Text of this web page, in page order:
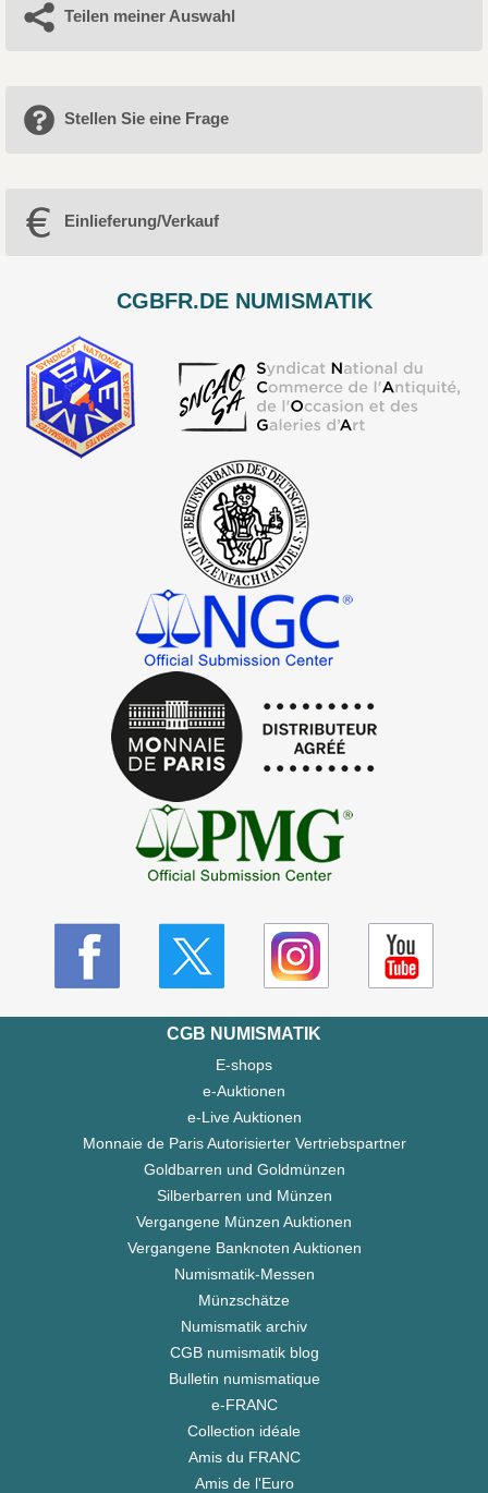
Teilen meiner Auswahl
Stellen Sie eine Frage
Einlieferung/Verkauf
CGBFR.DE NUMISMATIK
CGB NUMISMATIK
E-shops
e-Auktionen
e-Live Auktionen
Monnaie de Paris Autorisierter Vertriebspartner
Goldbarren und Goldmünzen
Silberbarren und Münzen
Vergangene Münzen Auktionen
Vergangene Banknoten Auktionen
Numismatik-Messen
Münzschätze
Numismatik archiv
CGB numismatik blog
Bulletin numismatique
e-FRANC
Collection idéale
Amis du FRANC
Amis de l'Euro